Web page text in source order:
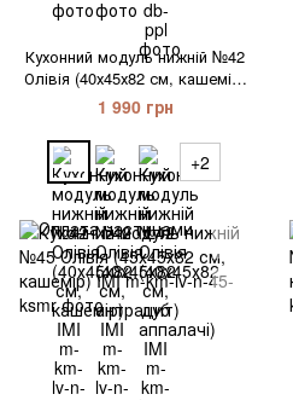
Кухонний модуль нижній №42
Олівія (40х45х82 см, кашемір)
IMI
1 990 грн
+2